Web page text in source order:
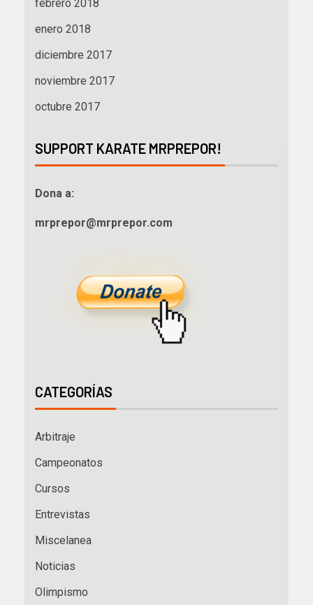
febrero 2018
enero 2018
diciembre 2017
noviembre 2017
octubre 2017
SUPPORT KARATE MRPREPOR!
Dona a:
mrprepor@mrprepor.com
CATEGORÍAS
Arbitraje
Campeonatos
Cursos
Entrevistas
Miscelanea
Noticias
Olimpismo